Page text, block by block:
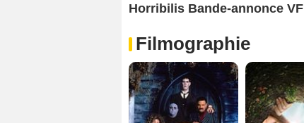
Horribilis Bande-annonce VF
Filmographie